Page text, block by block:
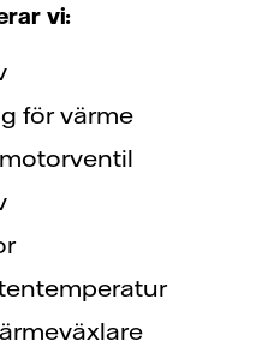
vi:
för värme